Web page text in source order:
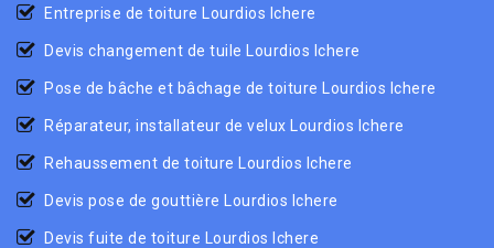
Entreprise de toiture Lourdios Ichere
Devis changement de tuile Lourdios Ichere
Pose de bâche et bâchage de toiture Lourdios Ichere
Réparateur, installateur de velux Lourdios Ichere
Rehaussement de toiture Lourdios Ichere
Devis pose de gouttière Lourdios Ichere
Devis fuite de toiture Lourdios Ichere